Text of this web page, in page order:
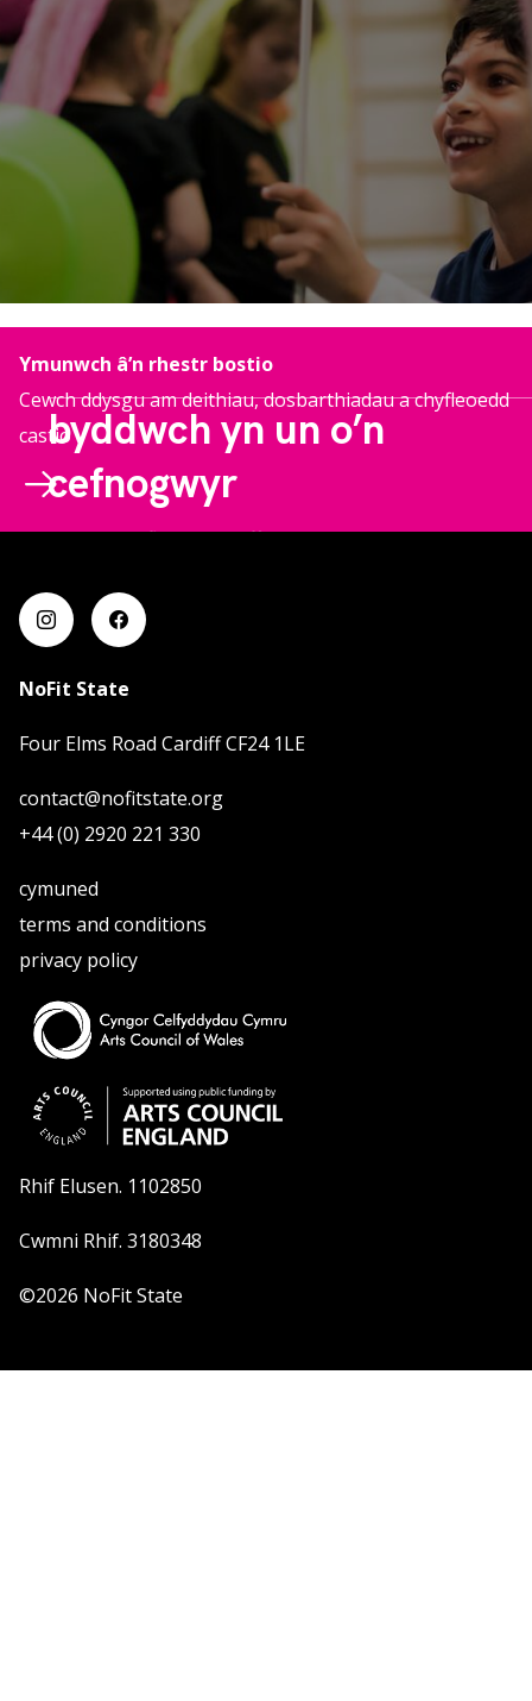
byddwch yn un o’n
cefnogwyr
Dyma'ch cyfle i redeg i ffwrdd gyda'r syrcas! Trwy fod
prosiectau ymgysylltu effeithiol a'n cynyrchiadau
gyfoes syfrdanol
Ymunwch â’n rhestr bostio
Cewch ddysgu am deithiau, dosbarthiadau a chyfleoedd
castio
NoFit State
Four Elms Road Cardiff CF24 1LE
contact@nofitstate.org
+44 (0) 2920 221 330
cymuned
terms and conditions
privacy policy
Rhif Elusen. 1102850
Cwmni Rhif. 3180348
©2026 NoFit State